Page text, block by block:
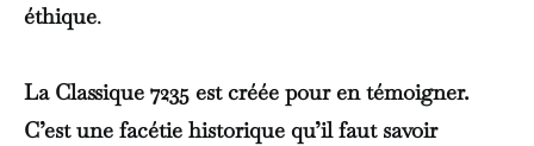
éthique.
La Classique 7235 est créée pour en témoigner.
C’est une facétie historique qu’il faut savoir